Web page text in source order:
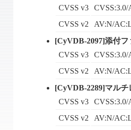
CVSS v3
CVSS v2
AV:N/
[CyVDB-2097]添付
CVSS v3
CVSS v2
AV:N/
[CyVDB-2289]マル
CVSS v3
CVSS v2
AV:N/